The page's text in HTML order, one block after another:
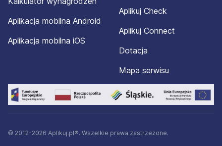
Aplikacja mobilna Android
Aplikacja mobilna iOS
Aplikuj Check
Aplikuj Connect
Dotacja
Mapa serwisu
© 2012-2026 Aplikuj.pl®. Wszelkie prawa zastrzeżone.